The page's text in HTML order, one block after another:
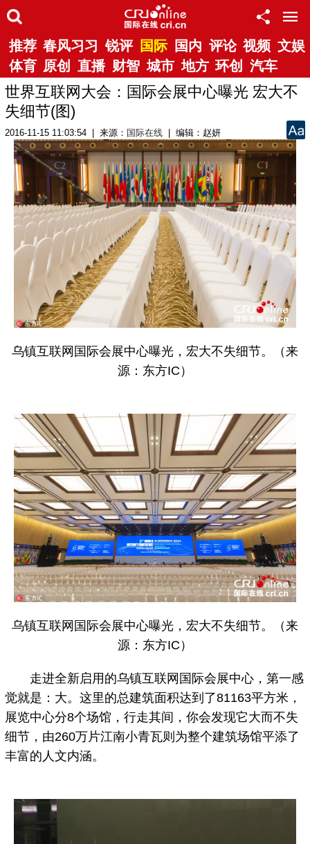
推荐 春风习习 锐评 国际 国内 评论 视频 文娱
体育 原创 直播 财智 城市 地方 环创 汽车
世界互联网大会：国际会展中心曝光 宏大不
失细节(图)
2016-11-15 11:03:54 | 来源： 国际在线 | 编辑：赵妍
乌镇互联网国际会展中心曝光，宏大不失细节。（来
源：东方IC）
乌镇互联网国际会展中心曝光，宏大不失细节。（来
源：东方IC）
走进全新启用的乌镇互联网国际会展中心，第一感
觉就是：大。这里的总建筑面积达到了81163平方米，
展览中心分8个场馆，行走其间，你会发现它大而不失
细节，由260万片江南小青瓦则为整个建筑场馆平添了
丰富的人文内涵。